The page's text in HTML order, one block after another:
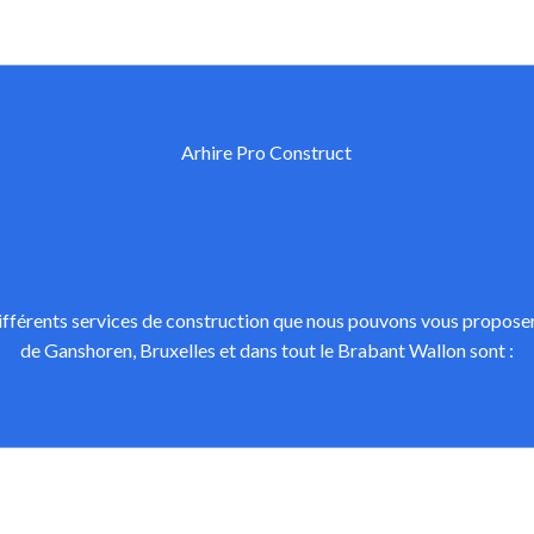
Arhire Pro Construct
services de construction que nous pouvons vous
de Ganshoren, Bruxelles et dans tout le Brabant Wallon sont :